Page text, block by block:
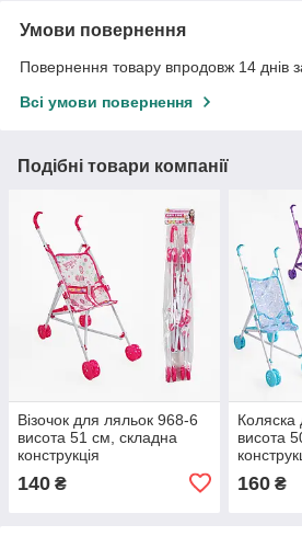
Умови повернення
Повернення товару впродовж 14 днів
Всі умови повернення
Подібні товари компанії
Візочок для ляльок 968-6
висота 51 см, складна
конструкція
140 ₴
Коляска
висота
сидіння,
160₴